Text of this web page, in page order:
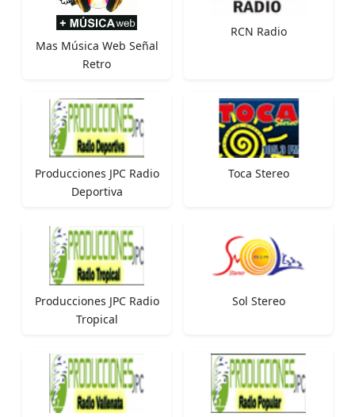
Mas Música Web Señal
Retro
RCN Radio
Producciones JPC Radio
Deportiva
Toca Stereo
Producciones JPC Radio
Tropical
Sol Stereo